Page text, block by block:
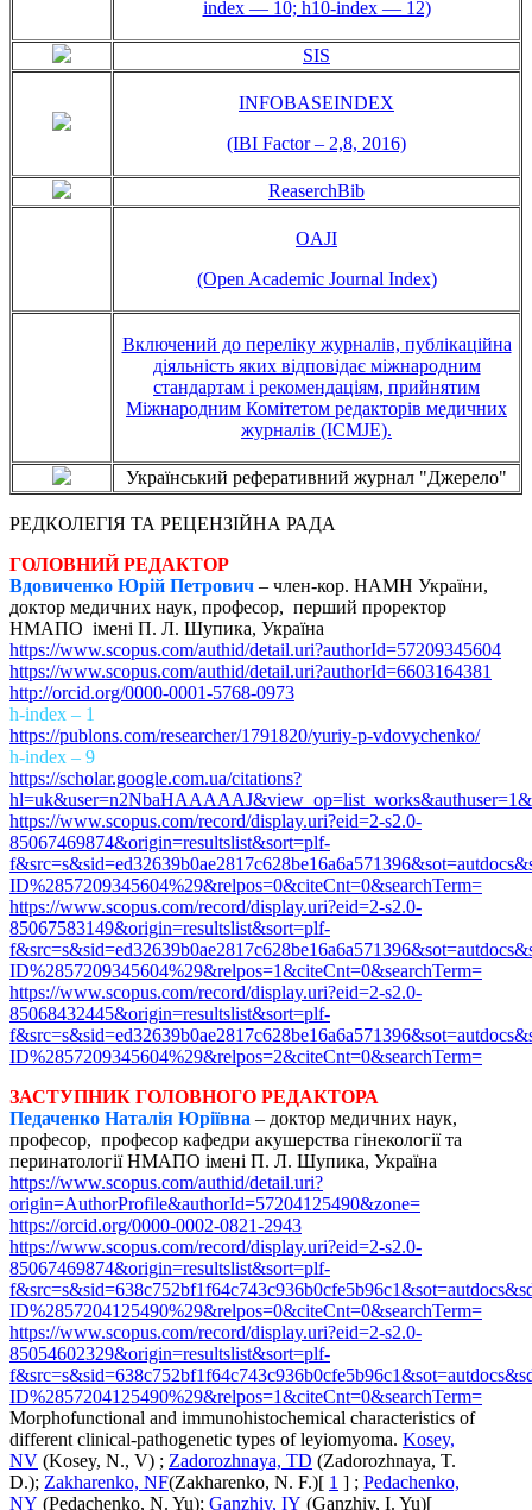
index — 10; h10-index — 12)
SIS
INFOBASEINDEX
(IBI Factor – 2,8, 2016)
ReaserchBib
OAJI
(Open Academic Journal Index)
Включений до переліку журналів, публікаційна
діяльність яких відповідає міжнародним
стандартам і рекомендаціям, прийнятим
Міжнародним Комітетом редакторів медичних
журналів (ICMJE).
Український реферативний журнал "Джерело"
РЕДКОЛЕГІЯ ТА РЕЦЕНЗІЙНА РАДА
ГОЛОВНИЙ РЕДАКТОР
Вдовиченко Юрій Петрович – член-кор. НАМН України,
доктор медичних наук, професор, перший проректор
НМАПО імені П. Л. Шупика, Україна
https://www.scopus.com/authid/detail.uri?authorId=57209345604
https://www.scopus.com/authid/detail.uri?authorId=6603164381
http://orcid.org/0000-0001-5768-0973
h-index – 1
https://publons.com/researcher/1791820/yuriy-p-vdovychenko/
h-index – 9
https://scholar.google.com.ua/citations?
https://www.scopus.com/record/display.uri?eid=2-s2.0-
85067469874&origin=resultslist&sort=plf-
ID%2857209345604%29&relpos=0&citeCnt=0&searchTerm=
https://www.scopus.com/record/display.uri?eid=2-s2.0-
85067583149&origin=resultslist&sort=plf-
ID%2857209345604%29&relpos=1&citeCnt=0&searchTerm=
https://www.scopus.com/record/display.uri?eid=2-s2.0-
85068432445&origin=resultslist&sort=plf-
ID%2857209345604%29&relpos=2&citeCnt=0&searchTerm=
ЗАСТУПНИК ГОЛОВНОГО РЕДАКТОРА
Педаченко Наталія Юріївна – доктор медичних наук,
професор, професор кафедри акушерства гінекології та
перинатології НМАПО імені П. Л. Шупика, Україна
https://www.scopus.com/authid/detail.uri?
origin=AuthorProfile&authorId=57204125490&zone=
https://orcid.org/0000-0002-0821-2943
https://www.scopus.com/record/display.uri?eid=2-s2.0-
85067469874&origin=resultslist&sort=plf-
ID%2857204125490%29&relpos=0&citeCnt=0&searchTerm=
https://www.scopus.com/record/display.uri?eid=2-s2.0-
85054602329&origin=resultslist&sort=plf-
ID%2857204125490%29&relpos=1&citeCnt=0&searchTerm=
Morphofunctional and immunohistochemical characteristics of
different clinical-pathogenetic types of leyiomyoma. Kosey,
NV (Kosey, N., V) ; Zadorozhnaya, TD (Zadorozhnaya, T.
D.); Zakharenko, NF(Zakharenko, N. F.)[ 1 ] ; Pedachenko,
NY (Pedachenko, N. Yu); Ganzhiy, IY (Ganzhiy, I. Yu)[